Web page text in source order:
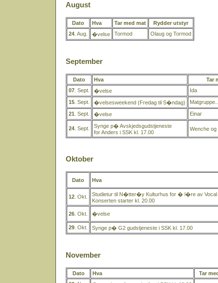
August
Dato Hva Tar med mat
Rydder utstyr
24 . Aug. �velse Tormod Olaug og Tormod
September
Dato Hva
Tar
07 . Sept. �velse
Ida
15 . Sept. �velsesweekend (Fredag til S�ndag)
21 . Sept. �velse Einar
24 . Sept.
Synge p� Avskjedsgudstjeneste
for Anders i SSK kl. 17.00
Wenche
Oktober
Dato Hva
12 . Okt.
Studietur til N�tter�y Kulturhus for � l�re av Vocal
Konserten starter kl. 20.00
26 . Okt. �velse
29 . Okt. Synge p� G2 gudstjeneste i SSK kl. 17.00
November
Dato Hva
Tar